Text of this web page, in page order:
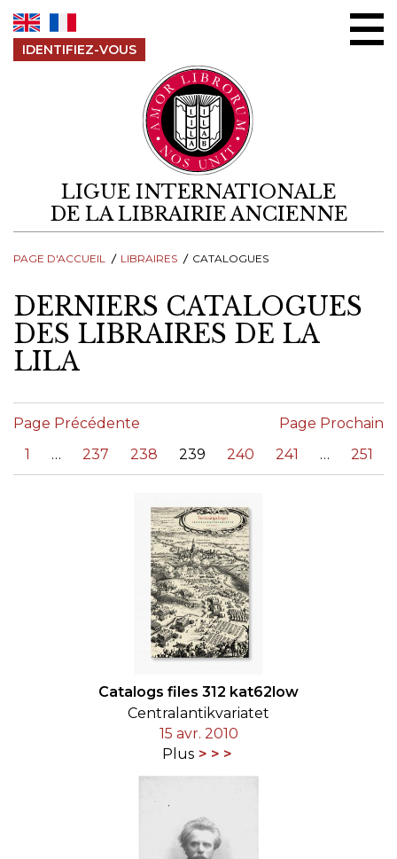
IDENTIFIEZ-VOUS
LIGUE INTERNATIONALE
DE LA LIBRAIRIE ANCIENNE
PAGE D'ACCUEIL LIBRAIRES CATALOGUES
DERNIERS CATALOGUES
DES LIBRAIRES DE LA
LILA
Page Précédente
1 237 238 239 240 241 251
Page Prochain
Catalogs files 312 kat62low
Centralantikvariatet
15 avr. 2010
Plus